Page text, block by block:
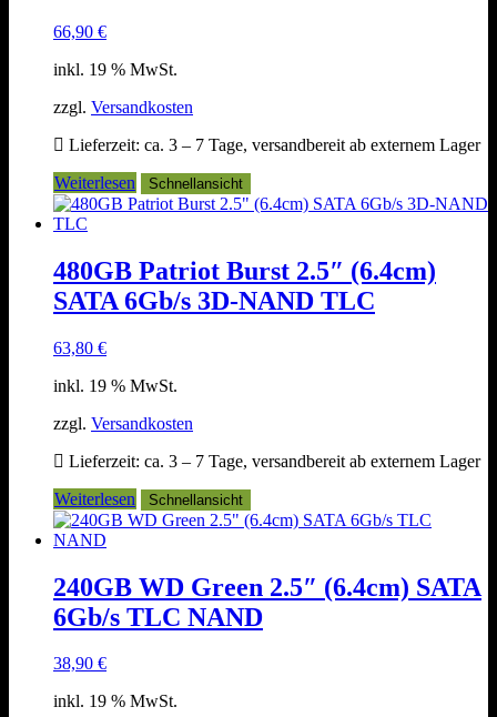
66,90 €
inkl. 19 % MwSt.
zzgl. Versandkosten
Lieferzeit: ca. 3 – 7 Tage, versandbereit ab externem Lager
Weiterlesen
Schnellansicht
480GB Patriot Burst 2.5″ (6.4cm)
SATA 6Gb/s 3D-NAND TLC
63,80 €
inkl. 19 % MwSt.
zzgl. Versandkosten
Lieferzeit: ca. 3 – 7 Tage, versandbereit ab externem Lager
Weiterlesen
Schnellansicht
240GB WD Green 2.5″ (6.4cm) SATA
6Gb/s TLC NAND
38,90 €
inkl. 19 % MwSt.